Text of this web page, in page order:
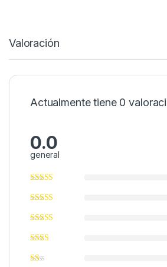
Valoración
Actualmente tiene 0
0.0
general